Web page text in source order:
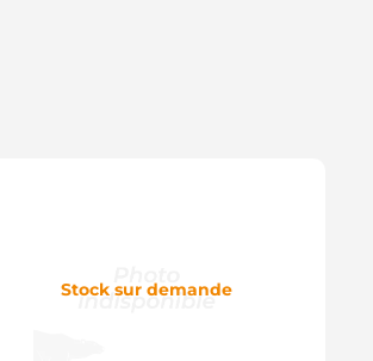
Stock sur demande